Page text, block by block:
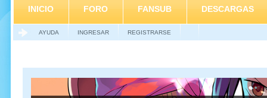
INICIO FORO FANSUB DESCARGAS
AYUDA INGRESAR REGISTRARSE